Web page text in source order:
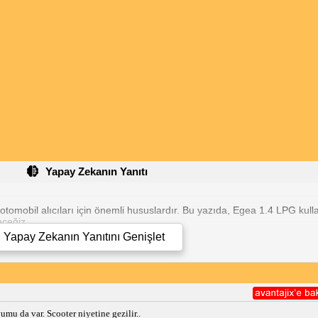
Yapay Zekanın Yanıtı
alıcıları için önemli hususlardır. Bu yazıda, Egea 1.4 LPG
LPG kullanımının motora herhangi bir zarar vermesi söz
karşılaşmazsınız.
ve bu motor LPG ile uyumludur. Yani Egea Cross sahipleri de
Yapay Zekanın YanıtınıGenişlet
da var. Scooter niyetine gezilir..